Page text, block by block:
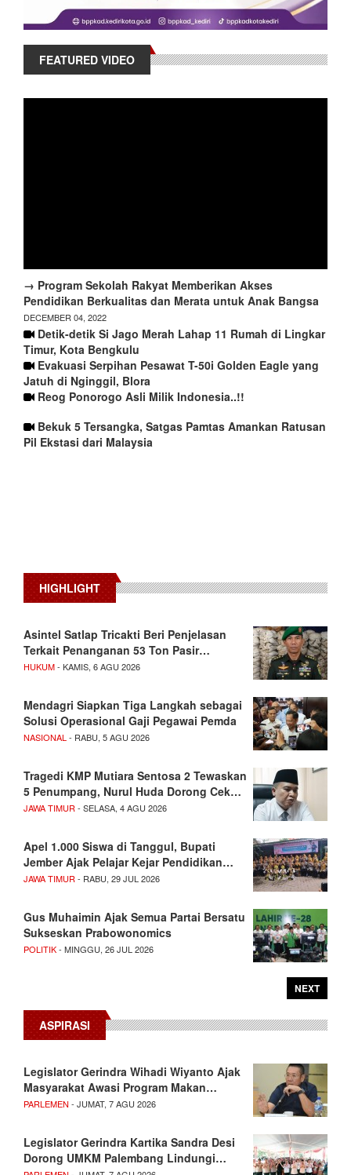
FEATURED VIDEO
→ Program Sekolah Rakyat Memberikan Akses
Pendidikan Berkualitas dan Merata untuk Anak Bangsa
DECEMBER 04, 2022
Detik-detik Si Jago Merah Lahap 11 Rumah di Lingkar
Timur, Kota Bengkulu
Evakuasi Serpihan Pesawat T-50i Golden Eagle yang
Jatuh di Nginggil, Blora
Reog Ponorogo Asli Milik Indonesia..!!
Bekuk 5 Tersangka, Satgas Pamtas Amankan Ratusan
Pil Ekstasi dari Malaysia
HIGHLIGHT
Asintel Satlap Tricakti Beri Penjelasan
Terkait Penanganan 53 Ton Pasir…
HUKUM- KAMIS, 6 AGU 2026
Mendagri Siapkan Tiga Langkah sebagai
Solusi Operasional Gaji Pegawai Pemda
NASIONAL - RABU, 5 AGU 2026
Tragedi KMP Mutiara Sentosa 2 Tewaskan
5 Penumpang, Nurul Huda Dorong Cek…
JAWA TIMUR - SELASA, 4 AGU 2026
Apel 1.000 Siswa di Tanggul, Bupati
Jember Ajak Pelajar Kejar Pendidikan…
JAWA TIMUR - RABU, 29 JUL 2026
Gus Muhaimin Ajak Semua Partai Bersatu
Sukseskan Prabowonomics
POLITIK- MINGGU, 26 JUL 2026
NEXT
ASPIRASI
Legislator Gerindra Wihadi Wiyanto Ajak
Masyarakat Awasi Program Makan…
PARLEMEN - JUMAT, 7 AGU 2026
Legislator Gerindra Kartika Sandra Desi
Dorong UMKM Palembang Lindungi…